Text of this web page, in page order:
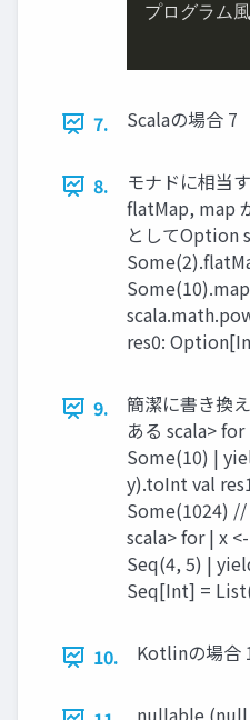
プログラム
7. Scalaの場合 7
8.
モナドに相当
flatMap, map
としてOption
res0:
9.
簡潔に書き換
ある scala>
Some(10) |
y).toInt val
Some(1024) //
scala> for | x
Seq(4, 5) |
Seq[Int] =
10. Kotlinの場合